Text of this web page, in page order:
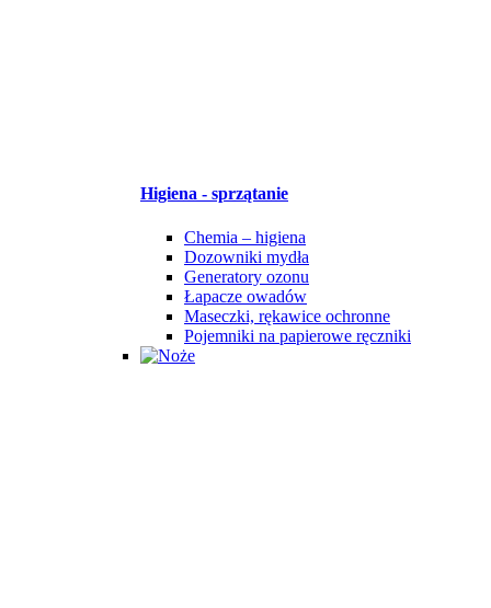
Higiena - sprzątanie
Chemia – higiena
Dozowniki mydła
Generatory ozonu
Łapacze owadów
Maseczki, rękawice ochronne
Pojemniki na papierowe ręczniki